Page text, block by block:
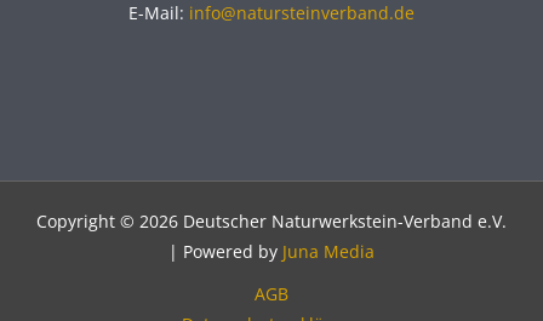
E-Mail: info@natursteinverband.de
Copyright © 2026 Deutscher Naturwerkstein-Verband e.V.
| Powered by Juna Media
AGB